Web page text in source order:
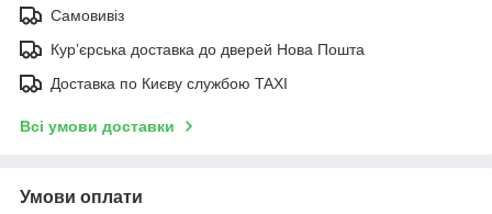
Самовивіз
Курʼєрська доставка до дверей Нова Пошта
Доставка по Києву службою TAXI
Всі умови доставки
Умови оплати